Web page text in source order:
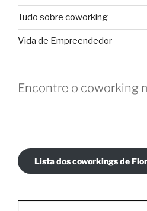
Tudo sobre coworking
Vida de Empreendedor
Encontre o coworking
Lista dos coworkings de